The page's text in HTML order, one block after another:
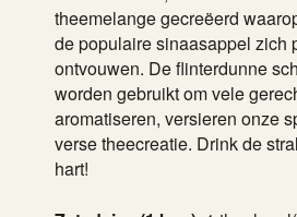
theemelange gecreëerd
de populaire sinaasappel zich
ontvouwen. De flinterdunne
worden gebruikt om vele
aromatiseren, versieren onze
verse theecreatie. Drink de
hart!